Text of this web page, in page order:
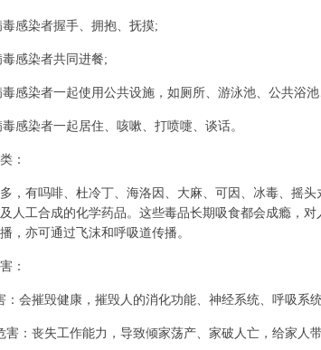
染者握手、拥抱、抚摸;
感染者共同进餐;
染者一起使用公共设施，如厕所、游泳池、公共浴池
染者一起居住、咳嗽、打喷嚏、谈话。
：
有吗啡、杜冷丁、海洛因、大麻、可因、冰毒、摇头
人工合成的化学药品。这些毒品长期吸食都会成瘾，
，亦可通过飞沫和呼吸道传播。
：
摧毁健康，摧毁人的消化功能、神经系统、呼吸系统
丧失工作能力，导致倾家荡产、家破人亡，给家人带